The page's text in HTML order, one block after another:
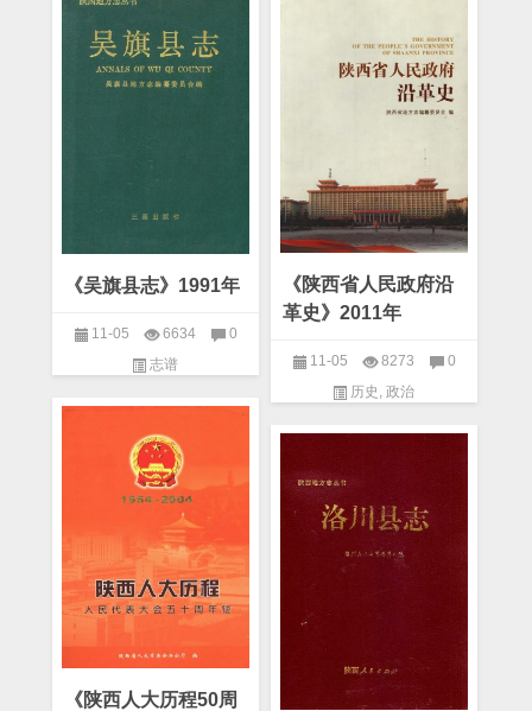
《吴旗县志》1991年
11-05 6634
0
志谱
《陕西省人民政府沿
革史》2011年
11-05 8273
0
历史 ,政治
《陕西人大历程50周